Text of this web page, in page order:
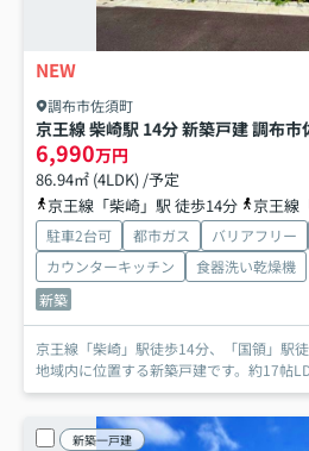
NEW
調布市佐須町
京王線 柴崎駅 14分 新築戸建 調布市
6,990万円
86.94㎡ (4LDK) /予定
京王線「柴崎」駅 徒歩14分
京王線
駐車2台可 都市ガス バリアフリー
カウンターキッチン
食器洗い乾燥機
新築
京王線「柴崎」駅徒歩14分、「国領」駅
地域内に位置する新築戸建です。約17帖
新築一戸建